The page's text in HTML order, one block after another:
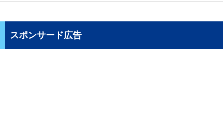
スポンサード広告